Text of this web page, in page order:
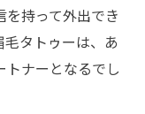
持って外出でき
タトゥーは、あ
ナーとなるでし